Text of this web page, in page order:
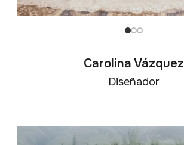
Carolina Vázquez
Diseñador